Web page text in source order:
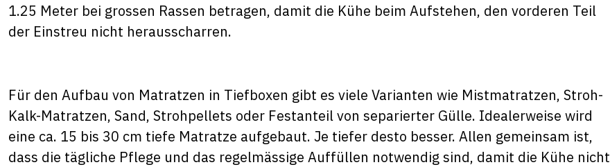
1.25 Meter bei grossen Rassen betragen, damit die Kühe beim Aufstehen, den vorderen Teil
der Einstreu nicht herausscharren.
Für den Aufbau von Matratzen in Tiefboxen gibt es viele Varianten wie Mistmatratzen, Stroh-
Kalk-Matratzen, Sand, Strohpellets oder Festanteil von separierter Gülle. Idealerweise wird
eine ca. 15 bis 30 cm tiefe Matratze aufgebaut. Je tiefer desto besser. Allen gemeinsam ist,
dass die tägliche Pflege und das regelmässige Auffüllen notwendig sind, damit die Kühe nicht